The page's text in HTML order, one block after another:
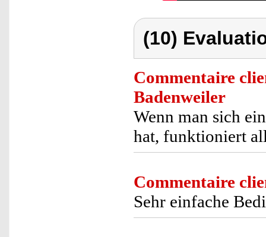
(10)
Commentaire
Badenweiler
Wenn man sich
hat, funktioniert
Commentaire
Sehr einfache